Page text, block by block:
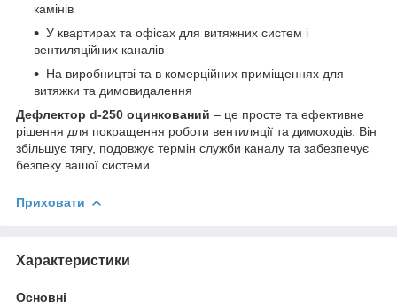
камінів
У квартирах та офісах для витяжних систем і
вентиляційних каналів
На виробництві та в комерційних приміщеннях для
витяжки та димовидалення
Дефлектор d-250 оцинкований – це просте та ефективне
рішення для покращення роботи вентиляції та димоходів. Він
збільшує тягу, подовжує термін служби каналу та забезпечує
безпеку вашої системи.
Приховати
Характеристики
Основні